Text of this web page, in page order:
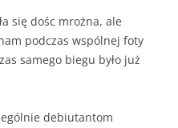
się dośc mroźna, ale
podczas wspólnej foty
samego biegu było już
debiutantom